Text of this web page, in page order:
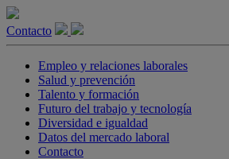
Contacto
Empleo y relaciones laborales
Salud y prevención
Talento y formación
Futuro del trabajo y tecnología
Diversidad e igualdad
Datos del mercado laboral
Contacto